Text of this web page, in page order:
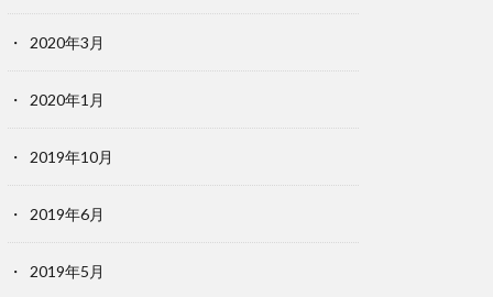
2020年3月
2020年1月
2019年10月
2019年6月
2019年5月